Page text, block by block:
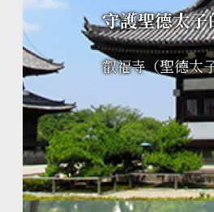
守護聖德太子
叡福寺（聖德太